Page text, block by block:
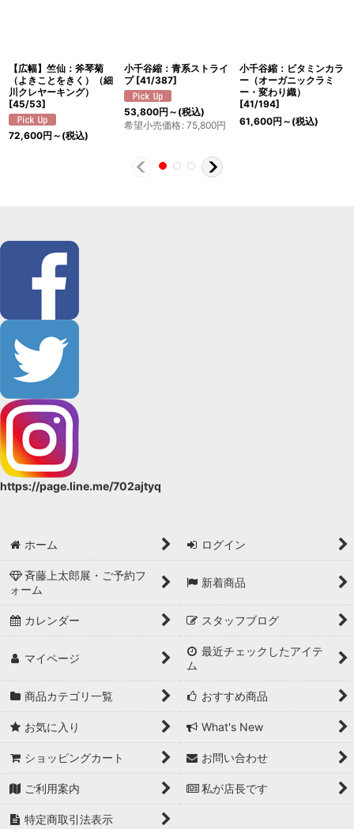
【広幅】竺仙：斧琴菊
（よきことをきく）（細
川クレヤーキング）
[45/53]
72,600円 ～ (税込)
小千谷縮：青系ストライ
プ [41/387]
53,800円 ～ (税込)
希望小売価格: 75,800円
小千谷縮：ビタミンカラ
ー（オーガニックラミ
ー・変わり織）
[41/194]
61,600円 ～ (税込)
https://page.line.me/702ajtyq
ホーム ログイン
斉藤上太郎展・ご予約フ
ォーム
新着商品
カレンダー スタッフブログ
マイページ
最近チェックしたアイテ
ム
商品カテゴリ一覧 おすすめ商品
お気に入り What's New
ショッピングカート お問い合わせ
ご利用案内 私が店長です
特定商取引法表示